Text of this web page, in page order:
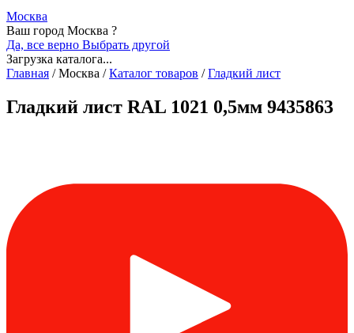
Москва
Ваш город Москва ?
Да, все верно Выбрать другой
Загрузка каталога...
Главная /Москва / Каталог товаров / Гладкий лист
Гладкий лист RAL 1021 0,5мм 9435863